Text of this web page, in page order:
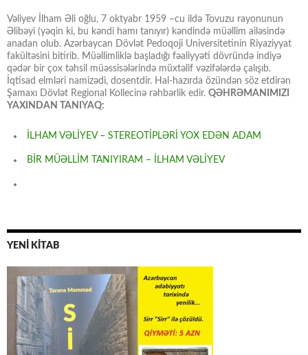
Vəliyev İlham Əli oğlu, 7 oktyabr 1959 –cu ildə Tovuzu rayonunun
Əlibəyi (yəqin ki, bu kəndi hamı tanıyır) kəndində müəllim ailəsində
anadan olub. Azərbaycan Dövlət Pedoqoji Universitetinin Riyaziyyat
fakültəsini bitirib. Müəllimliklə başladığı fəaliyyəti dövründə indiyə
qədər bir çox təhsil müəssisələrində müxtəlif vəzifələrdə çalışıb.
İqtisad elmləri namizədi, dosentdir. Hal-hazırda özündən söz etdirən
Şamaxı Dövlət Regional Kollecinə rəhbərlik edir. QƏHRƏMANIMIZI
YAXINDAN TANIYAQ:
İLHAM VƏLİYEV – STEREOTİPLƏRİ YOX EDƏN ADAM
BİR MÜƏLLİM TANIYIRAM – İLHAM VƏLİYEV
YENİ KİTAB